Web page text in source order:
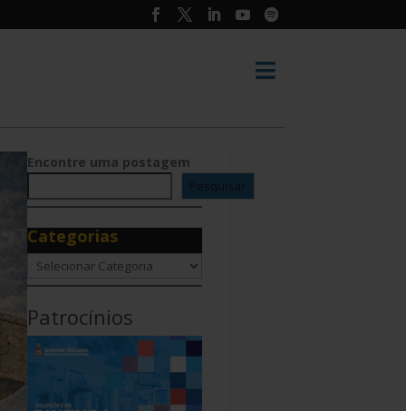

Encontre uma postagem
Pesquisar
Categorias
Categorias
Patrocínios